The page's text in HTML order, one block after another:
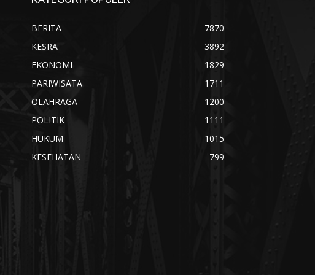
BERITA
7870
KESRA
3892
EKONOMI
1829
PARIWISATA
1711
OLAHRAGA
1200
POLITIK
1111
HUKUM
1015
KESEHATAN
799